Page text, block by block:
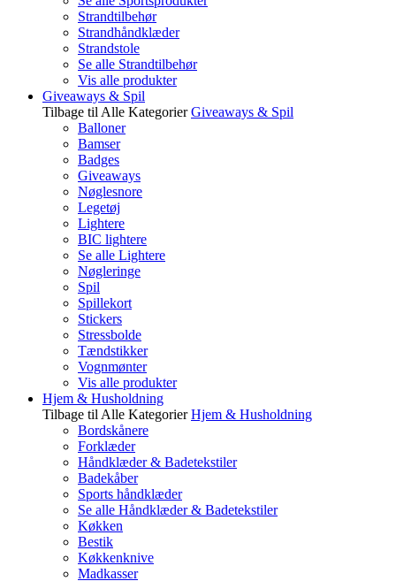
Strandtilbehør
Strandhåndklæder
Strandstole
Se alle Strandtilbehør
Vis alle produkter
Giveaways & Spil
Tilbage til Alle Kategorier Giveaways & Spil
Balloner
Bamser
Badges
Giveaways
Nøglesnore
Legetøj
Lightere
BIC lightere
Se alle Lightere
Nøgleringe
Spil
Spillekort
Stickers
Stressbolde
Tændstikker
Vognmønter
Vis alle produkter
Hjem & Husholdning
Tilbage til Alle Kategorier Hjem & Husholdning
Bordskånere
Forklæder
Håndklæder & Badetekstiler
Badekåber
Sports håndklæder
Se alle Håndklæder & Badetekstiler
Køkken
Bestik
Køkkenknive
Madkasser